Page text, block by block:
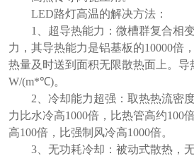
LED路灯高温的解决方法：
1、超导热能力：微槽群复合相变
力，其导热能力是铝基板的10000倍
热量及时送到面积无限散热面上。导
W/(m*℃)。
2、冷却能力超强：取热热流密度
力比水冷高1000倍，比热管高约100
高100倍，比强制风冷高1000倍。
3、无功耗冷却：被动式散热，无